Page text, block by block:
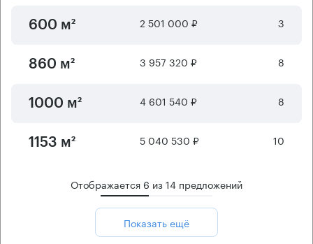
600 м² 2 501 000 ₽ 3
860 м² 3 957 320 ₽ 8
1000 м² 4 601 540 ₽ 8
1153 м² 5 040 530 ₽ 10
Отображается 6 из14 предложений
Показать ещё